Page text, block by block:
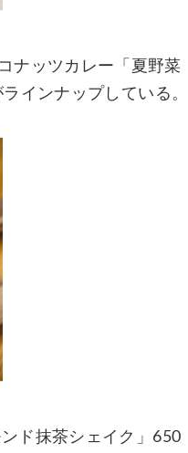
ナッツカレー「夏野菜
インナップしている。
ド抹茶シェイク」650